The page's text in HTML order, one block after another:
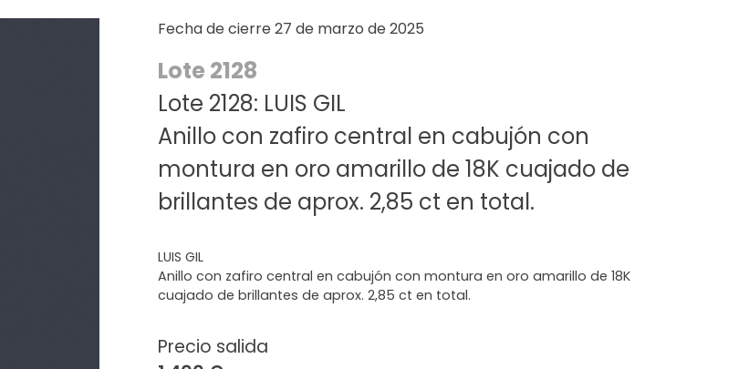
Fecha de cierre 27 de marzo de 2025
Lote 2128
Lote 2128: LUIS GIL
Anillo con zafiro central en cabujón con
montura en oro amarillo de 18K cuajado de
brillantes de aprox. 2,85 ct en total.
Precio salida
LUIS GIL
Anillo con zafiro central en cabujón con montura en oro amarillo de 18K
cuajado de brillantes de aprox. 2,85 ct en total.